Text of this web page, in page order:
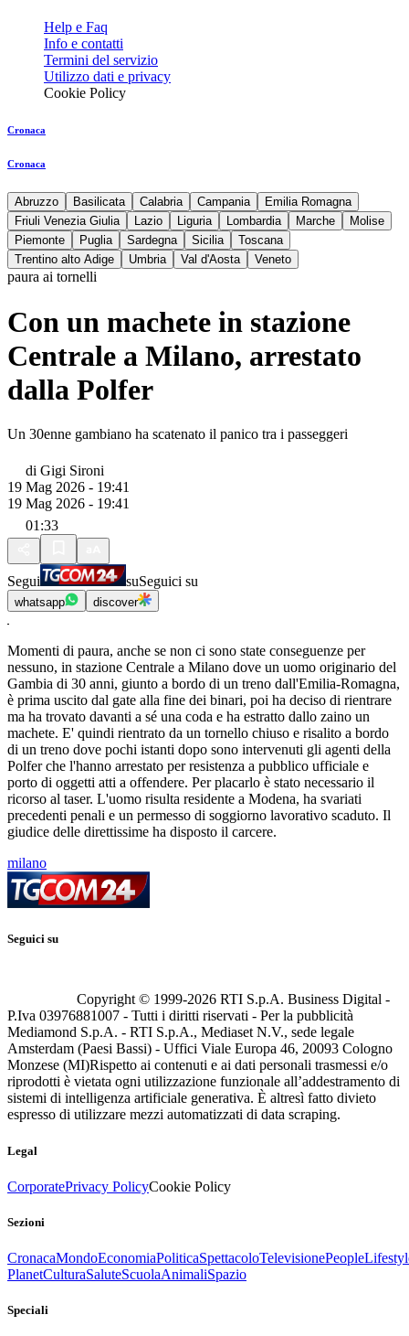
Help e Faq
Info e contatti
Termini del servizio
Utilizzo dati e privacy
Cookie Policy
Cronaca
Cronaca
Abruzzo Basilicata Calabria Campania
Emilia Romagna
Friuli Venezia Giulia
Lazio Liguria Lombardia Marche
Molise
Piemonte
Puglia Sardegna Sicilia
Toscana
Trentino alto Adige
Umbria Val d'Aosta Veneto
paura ai tornelli
Con un machete in stazione
Centrale a Milano, arrestato
dalla Polfer
Un 30enne gambiano ha scatenato il panico tra i passeggeri
di Gigi Sironi
19 Mag 2026 - 19:41
19 Mag 2026 - 19:41
01:33
Segui suSeguici su
whatsapp discover
Momenti di paura, anche se non ci sono state conseguenze per
nessuno, in stazione Centrale a Milano dove un uomo originario del
Gambia di 30 anni, giunto a bordo di un treno dall'Emilia-Romagna,
è prima uscito dal gate alla fine dei binari, poi ha deciso di rientrare
ma ha trovato davanti a sé una coda e ha estratto dallo zaino un
machete. E' quindi rientrato da un tornello chiuso e risalito a bordo
di un treno dove pochi istanti dopo sono intervenuti gli agenti della
Polfer che l'hanno arrestato per resistenza a pubblico ufficiale e
porto di oggetti atti a offendere. Per placarlo è stato necessario il
ricorso al taser. L'uomo risulta residente a Modena, ha svariati
precedenti penali e un permesso di soggiorno lavorativo scaduto. Il
giudice delle direttissime ha disposto il carcere.
milano
Seguici su
Copyright © 1999-2026 RTI S.p.A. Business Digital -
P.Iva 03976881007 - Tutti i diritti riservati - Per la pubblicità
Mediamond S.p.A. - RTI S.p.A., Mediaset N.V., sede legale
Amsterdam (Paesi Bassi) - Uffici Viale Europa 46, 20093 Cologno
Monzese (MI)Rispetto ai contenuti e ai dati personali trasmessi e/o
riprodotti è vietata ogni utilizzazione funzionale all’addestramento di
sistemi di intelligenza artificiale generativa. È altresì fatto divieto
espresso di utilizzare mezzi automatizzati di data scraping.
Legal
CorporatePrivacy PolicyCookie Policy
Sezioni
CronacaMondoEconomiaPoliticaSpettacoloTelevisionePeople
PlanetCulturaSaluteScuolaAnimaliSpazio
Speciali